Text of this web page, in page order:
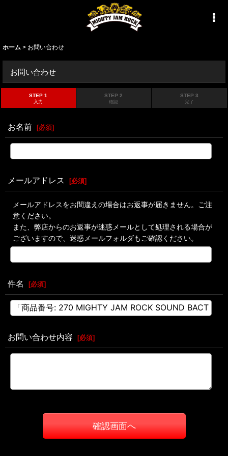
ホーム > お問い合わせ
お問い合わせ
STEP 1
入力
STEP 2
確認
STEP 3
完了
お名前 [必須]
メールアドレス [必須]
メールアドレスをお間違えの場合はお返事が届きません。ご注
意ください。
また、弊店からのお返事が迷惑メールとして処理される場合が
ございますので、迷惑メールフォルダもご確認ください。
件名 [必須]
お問い合わせ内容 [必須]
確認画面へ